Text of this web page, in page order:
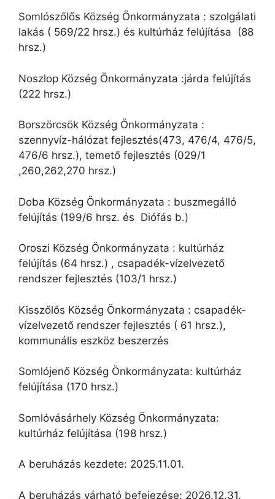
Somlószőlős Község Önkormányzata : szolgálati
lakás ( 569/22 hrsz.) és kultúrház felújítása (88
hrsz.)
Noszlop Község Önkormányzata :járda felújítás
(222 hrsz.)
Borszörcsök Község Önkormányzata :
szennyvíz-hálózat fejlesztés(473, 476/4, 476/5,
476/6 hrsz.), temető fejlesztés (029/1
,260,262,270 hrsz.)
Doba Község Önkormányzata : buszmegálló
felújítás (199/6 hrsz. és Diófás b.)
Oroszi Község Önkormányzata : kultúrház
felújítás (64 hrsz.) , csapadék-vízelvezető
rendszer fejlesztés (103/1 hrsz.)
Kisszőlős Község Önkormányzata : csapadék-
vízelvezető rendszer fejlesztés ( 61 hrsz.),
kommunális eszköz beszerzés
Somlójenő Község Önkormányzata: kultúrház
felújítása (170 hrsz.)
Somlóvásárhely Község Önkormányzata:
kultúrház felújítása (198 hrsz.)
A beruházás kezdete: 2025.11.01.
A beruházás várható befejezése: 2026.12.31.